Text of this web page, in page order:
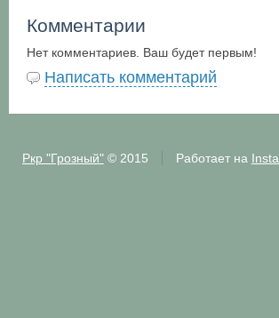
Комментарии
Нет комментариев. Ваш будет первым!
Написать комментарий
Ркр "Грозный"© 2015 Работает на